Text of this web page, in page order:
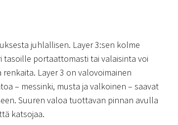
juhlallisen. Layer 3:sen kolme
portaattomasti tai valaisinta voi
Layer 3 on valovoimainen
– messinki, musta ja valkoinen – saavat
Suuren valoa tuottavan pinnan avulla
katsojaa.